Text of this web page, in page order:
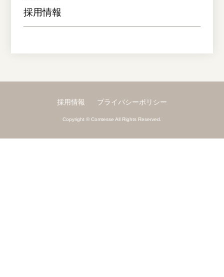
採用情報
Copyright © Comtesse All Rights Reserved.
採用情報 プライバシーポリシー